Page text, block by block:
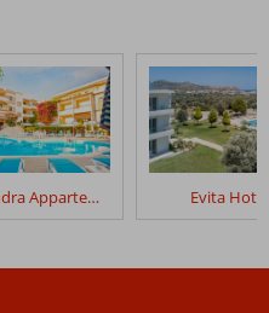
Kassandra Appartementen Evita Hotel